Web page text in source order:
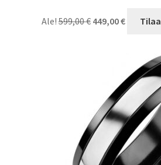
Ale!599,00€
hinta
449,00€
449,00 €.
Tilaa